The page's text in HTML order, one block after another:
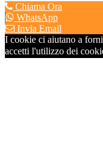
Chiama Ora
WhatsApp
Invia Email
I cookie ci aiutano a
accetti l'utilizzo dei